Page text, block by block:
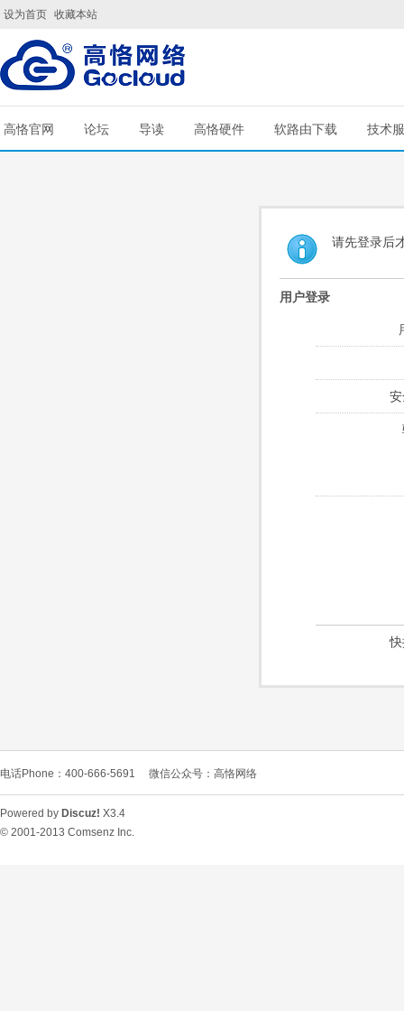
设为首页 收藏本站
高恪官网 论坛 导读 高恪硬件 软路由下载 技术
请先登录后
用户登录
电话Phone：400-666-5691 微信公众号：高恪网络
Powered by Discuz! X3.4
© 2001-2013 Comsenz Inc.